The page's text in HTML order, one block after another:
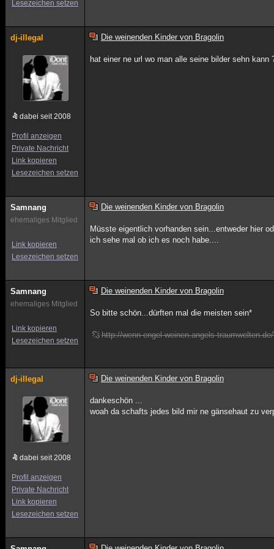
Lesezeichen setzen
dj-illegal
dabei seit 2008
Profil anzeigen
Private Nachricht
Link kopieren
Lesezeichen setzen
Die weinenden Kinder von Bragolin
hat einer ne url wo man alle seine bilder sehn kann
Samnang
ehemaliges Mitglied
Link kopieren
Lesezeichen setzen
Die weinenden Kinder von Bragolin
Müsste eigentlich vorhanden sein...entweder hier
ich sehe mal ob ich es noch habe....
Samnang
ehemaliges Mitglied
Link kopieren
Lesezeichen setzen
Die weinenden Kinder von Bragolin
So bitte schön...dürften mal die meisten sein*
http://wenn-engel-weinen.angels-
dj-illegal
dabei seit 2008
Profil anzeigen
Private Nachricht
Link kopieren
Lesezeichen setzen
Die weinenden Kinder von Bragolin
dankeschön ...
woah da schafts jedes bild mir ne gänsehaut zu